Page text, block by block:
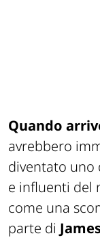
Quando
avrebbero
diventato uno
e influenti del
come una
parte di